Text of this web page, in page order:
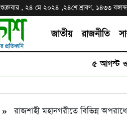
শুক্রবার , ২৪ মে ২০২৪ ,২৪শে শ্রাবণ, ১৪৩৩ বঙ্গাব্দ
জাতীয় রাজনীতি
৫ আগস্ট ও
»রাজশাহী মহানগরীতে বিভিন্ন